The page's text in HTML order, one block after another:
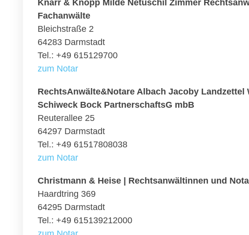
Knarr & Knopp Milde Netuschil Zimmer
Fachanwälte
Bleichstraße 2
64283 Darmstadt
Tel.: +49 615129700
zum Notar
RechtsAnwälte&Notare Albach Jacoby Landzettel
Schiweck Bock PartnerschaftsG mbB
Reuterallee 25
64297 Darmstadt
Tel.: +49 61517808038
zum Notar
Christmann & Heise | Rechtsanwältinnen und
Haardtring 369
64295 Darmstadt
Tel.: +49 615139212000